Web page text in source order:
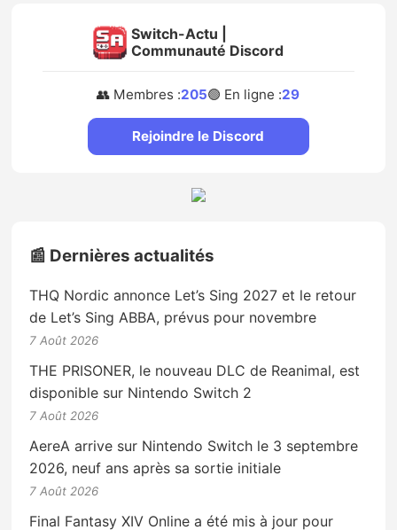
Switch-Actu |
Communauté Discord
👥 Membres :205🟢 En ligne :29
Rejoindre le Discord
📰 Dernières actualités
THQ Nordic annonce Let’s Sing 2027 et le retour
de Let’s Sing ABBA, prévus pour novembre
7 Août 2026
THE PRISONER, le nouveau DLC de Reanimal, est
disponible sur Nintendo Switch 2
7 Août 2026
AereA arrive sur Nintendo Switch le 3 septembre
2026, neuf ans après sa sortie initiale
7 Août 2026
Final Fantasy XIV Online a été mis à jour pour